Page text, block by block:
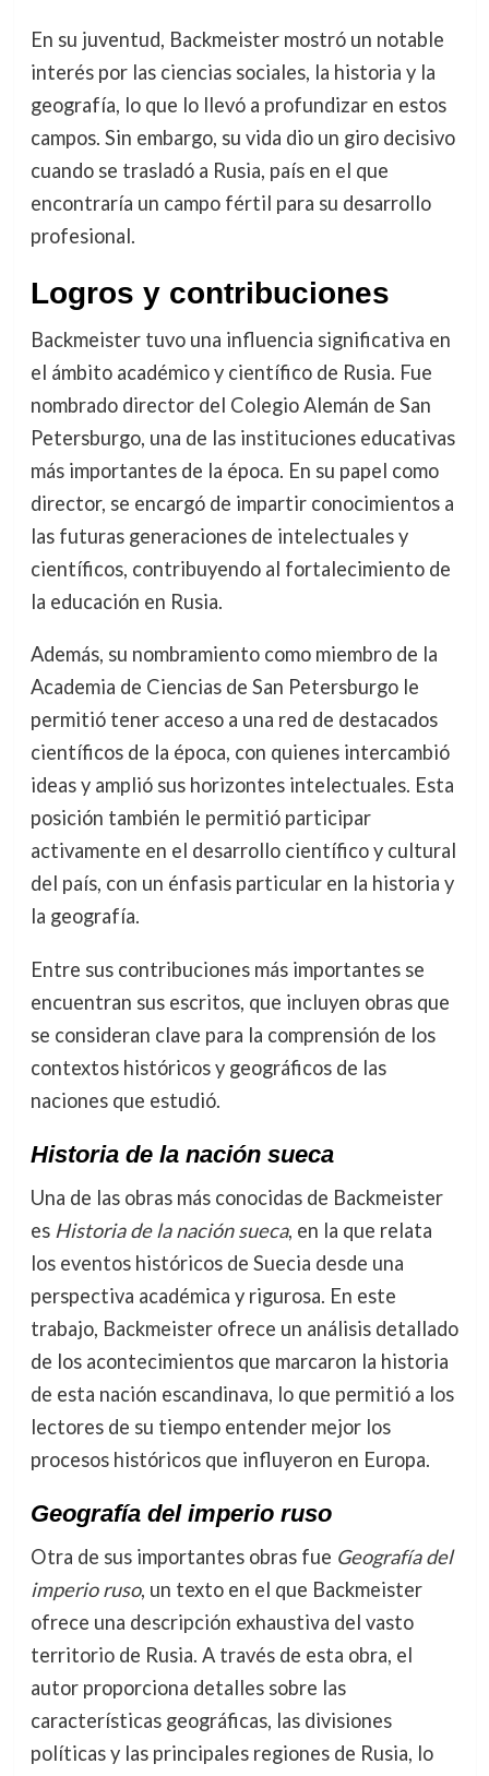
En su juventud, Backmeister mostró un notable
interés por las ciencias sociales, la historia y la
geografía, lo que lo llevó a profundizar en estos
campos. Sin embargo, su vida dio un giro decisivo
cuando se trasladó a Rusia, país en el que
encontraría un campo fértil para su desarrollo
profesional.
Logros y contribuciones
Backmeister tuvo una influencia significativa en
el ámbito académico y científico de Rusia. Fue
nombrado director del Colegio Alemán de San
Petersburgo, una de las instituciones educativas
más importantes de la época. En su papel como
director, se encargó de impartir conocimientos a
las futuras generaciones de intelectuales y
científicos, contribuyendo al fortalecimiento de
la educación en Rusia.
Además, su nombramiento como miembro de la
Academia de Ciencias de San Petersburgo le
permitió tener acceso a una red de destacados
científicos de la época, con quienes intercambió
ideas y amplió sus horizontes intelectuales. Esta
posición también le permitió participar
activamente en el desarrollo científico y cultural
del país, con un énfasis particular en la historia y
la geografía.
Entre sus contribuciones más importantes se
encuentran sus escritos, que incluyen obras que
se consideran clave para la comprensión de los
contextos históricos y geográficos de las
naciones que estudió.
Historia de la nación sueca
Una de las obras más conocidas de Backmeister
es Historia de la nación sueca, en la que relata
los eventos históricos de Suecia desde una
perspectiva académica y rigurosa. En este
trabajo, Backmeister ofrece un análisis detallado
de los acontecimientos que marcaron la historia
de esta nación escandinava, lo que permitió a los
lectores de su tiempo entender mejor los
procesos históricos que influyeron en Europa.
Geografía del imperio ruso
Otra de sus importantes obras fue Geografía del
imperio ruso, un texto en el que Backmeister
ofrece una descripción exhaustiva del vasto
territorio de Rusia. A través de esta obra, el
autor proporciona detalles sobre las
características geográficas, las divisiones
políticas y las principales regiones de Rusia, lo